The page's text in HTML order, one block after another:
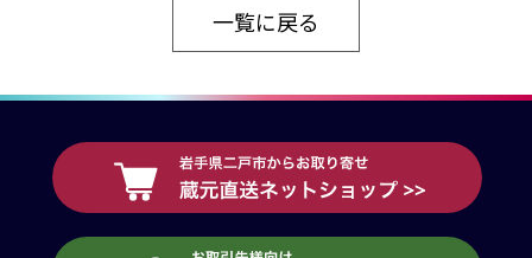
一覧に戻る